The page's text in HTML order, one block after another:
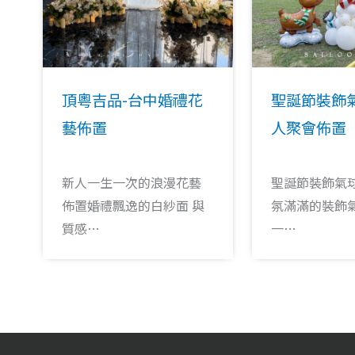
頂粵吉品-台中婚禮花
藝佈置
新人一生一次的浪漫花藝
佈置婚禮飄逸的白紗面 與
質感…
聖誕節裝飾
人聚會佈置
聖誕節裝飾氣
氛滿滿的裝飾
一…